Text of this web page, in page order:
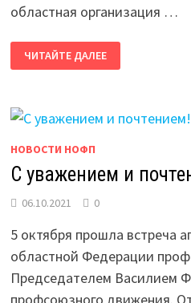
областная организация …
«ЛЕДИ-
ПРОФИ
2021»:
КРАСОТЫ
ЧИТАЙТЕ ДАЛЕЕ
НОВОСТИ НОФП
С уважением и
06.10.2021 0
5 октября прошла встреча
областной Федерации
Председателем Василием
профсоюзного движения.